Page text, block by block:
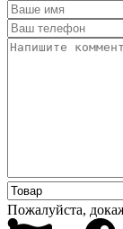
Пожалуйста,